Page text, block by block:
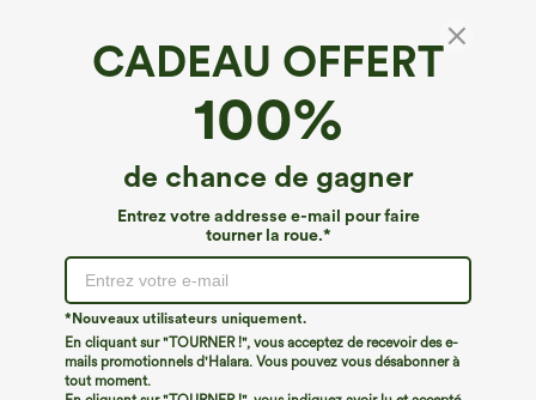
CADEAU OFFERT
100%
de chance de gagner
Entrez votre addresse e-mail pour faire
tourner la roue.*
*Nouveaux utilisateurs uniquement.
En cliquant sur "TOURNER !", vous acceptez de recevoir des e-
mails promotionnels d'Halara. Vous pouvez vous désabonner à
tout moment.
Nous ne semblons pas pouvoir trouver la page que
vous recherchez.